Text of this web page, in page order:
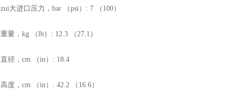
zui大进口压力，bar （psi）: 7 （100）
重量，kg （lb）: 12.3 （27.1）
直径，cm （in）: 18.4
高度，cm （in）: 42.2 （16.6）